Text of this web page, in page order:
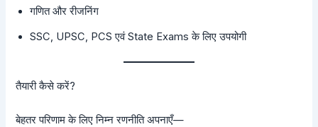
गणित और रीजनिंग
SSC, UPSC, PCS एवं State Exams के लिए उपयोगी
तैयारी कैसे करें?
बेहतर परिणाम के लिए निम्न रणनीति अपनाएँ—